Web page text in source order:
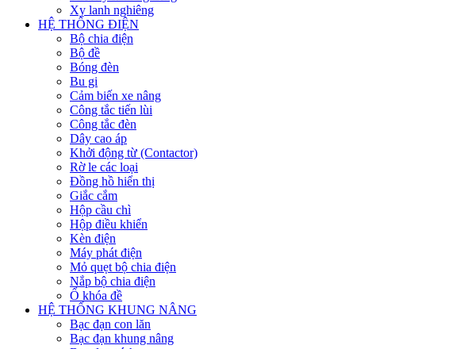
Xy lanh nghiêng
HỆ THỐNG ĐIỆN
Bộ chia điện
Bộ đề
Bóng đèn
Bu gi
Cảm biến xe nâng
Công tắc tiến lùi
Công tắc đèn
Dây cao áp
Khởi động từ (Contactor)
Rờ le các loại
Đồng hồ hiển thị
Giắc cắm
Hộp cầu chì
Hộp điều khiển
Kèn điện
Máy phát điện
Mỏ quẹt bộ chia điện
Nắp bộ chia điện
Ổ khóa đề
HỆ THỐNG KHUNG NÂNG
Bạc đạn con lăn
Bạc đạn khung nâng